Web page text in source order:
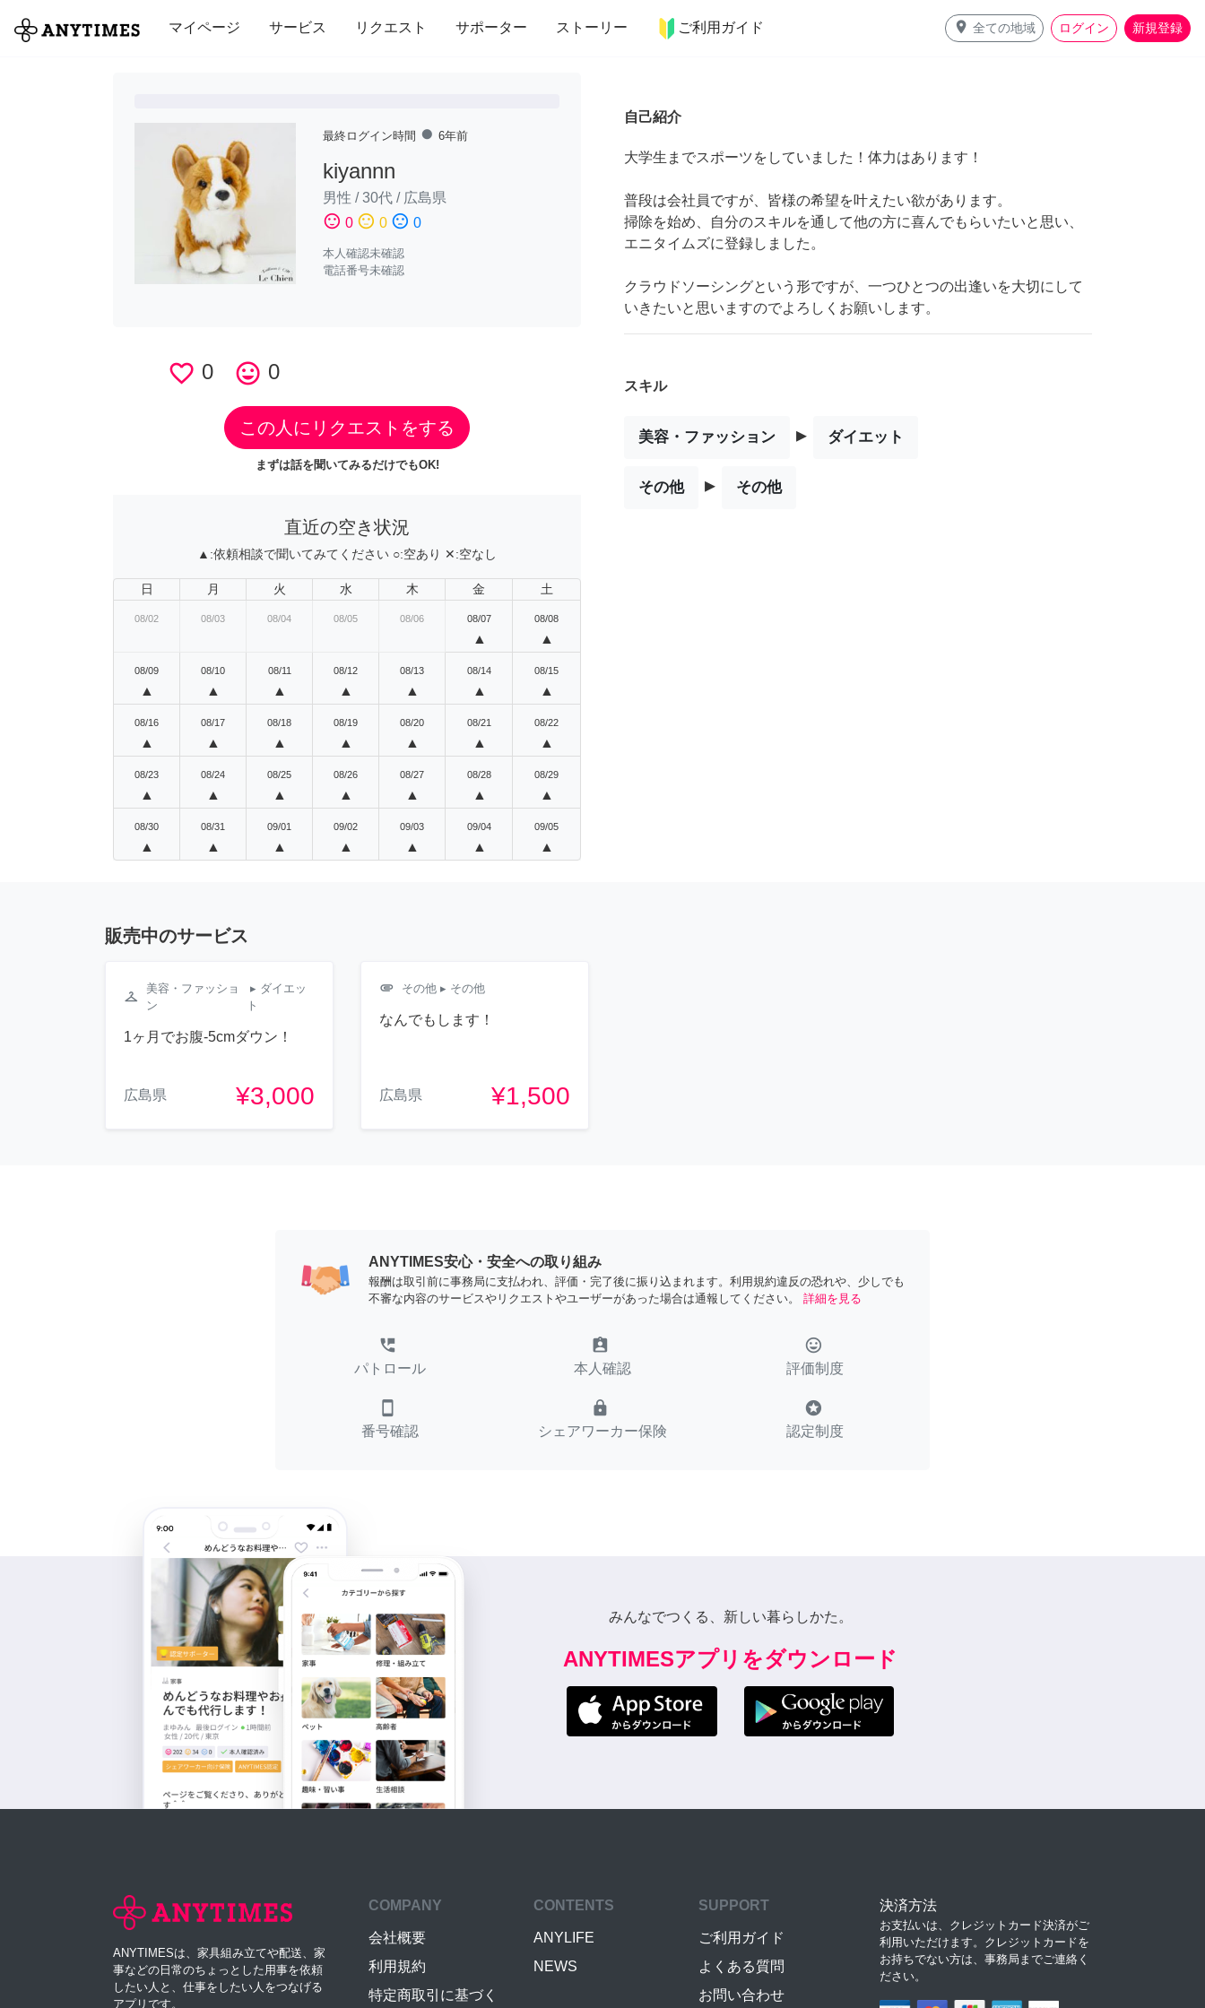
マイページ サービス リクエスト サポーター ストーリー ご利用ガイド place 全ての地域 ログイン 新規登録
全て 修理・組立 家事 引っ越し インテリア 趣味・習い事 ペット 料理
最終ログイン時間 fiber_manual_record 6年前
kiyannn
男性 /30代 / 広島県
sentiment_satisfied 0 sentiment_neutral 0 sentiment_dissatisfied 0
本人確認未確認
電話番号未確認
favorite_border 0 tag_faces 0
この人にリクエストをする
まずは話を聞いてみるだけでもOK!
直近の空き状況
▲:依頼相談で聞いてみてください ○:空あり ✕:空なし
日 月 火 水 木 金 土
08/02 08/03 08/04 08/05 08/06 08/07
▲
08/08
▲
08/09
▲
08/10
▲
08/11
▲
08/12
▲
08/13
▲
08/14
▲
08/15
▲
08/16
▲
08/17
▲
08/18
▲
08/19
▲
08/20
▲
08/21
▲
08/22
▲
08/23
▲
08/24
▲
08/25
▲
08/26
▲
08/27
▲
08/28
▲
08/29
▲
08/30
▲
08/31
▲
09/01
▲
09/02
▲
09/03
▲
09/04
▲
09/05
▲
自己紹介
大学生までスポーツをしていました！体力はあります！
普段は会社員ですが、皆様の希望を叶えたい欲があります。
掃除を始め、自分のスキルを通して他の方に喜んでもらいたいと思い、
エニタイムズに登録しました。
クラウドソーシングという形ですが、一つひとつの出逢いを大切にして
いきたいと思いますのでよろしくお願いします。
スキル
美容・ファッション ▸ ダイエット
その他 ▸ その他
販売中のサービス
checkroom
美容・ファッショ
ン
▸ ダイエッ
ト
1ヶ月でお腹-5cmダウン！
広島県 ¥3,000
attachment その他 ▸ その他
なんでもします！
広島県 ¥1,500
ANYTIMES安心・安全への取り組み
報酬は取引前に事務局に支払われ、評価・完了後に振り込まれます。利用規約違反の恐れや、少しでも
不審な内容のサービスやリクエストやユーザーがあった場合は通報してください。
詳細を見る
perm_phone_msg
パトロール
assignment_ind
本人確認
tag_faces
評価制度
smartphone
番号確認
lock
シェアワーカー保険
stars
認定制度
みんなでつくる、新しい暮らしかた。
ANYTIMESアプリをダウンロード
ANYTIMESは、家具組み立てや配送、家
事などの日常のちょっとした用事を依頼
したい人と、仕事をしたい人をつなげる
アプリです。
COMPANY
会社概要
利用規約
特定商取引に基づく
CONTENTS
ANYLIFE
NEWS
SUPPORT
ご利用ガイド
よくある質問
お問い合わせ
決済方法
お支払いは、クレジットカード決済がご
利用いただけます。クレジットカードを
お持ちでない方は、事務局までご連絡く
ださい。